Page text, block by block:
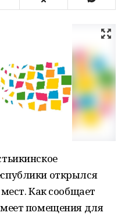
открылся
Как сообщает
помещения для